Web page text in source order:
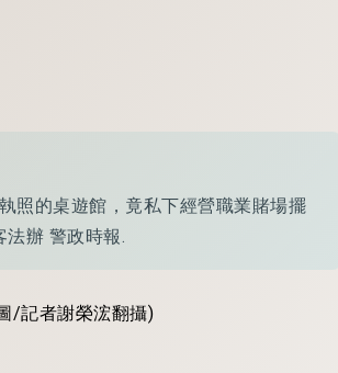
照的桌遊館，竟私下經營職業賭場擺
辦 警政時報.